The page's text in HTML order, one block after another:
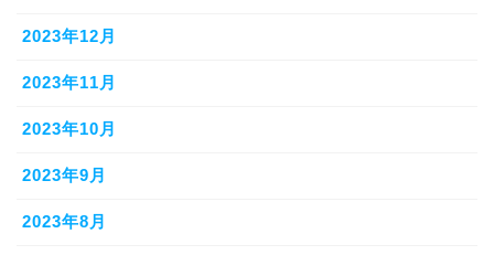
2023年12月
2023年11月
2023年10月
2023年9月
2023年8月